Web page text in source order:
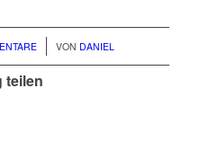
VON DANIEL
teilen